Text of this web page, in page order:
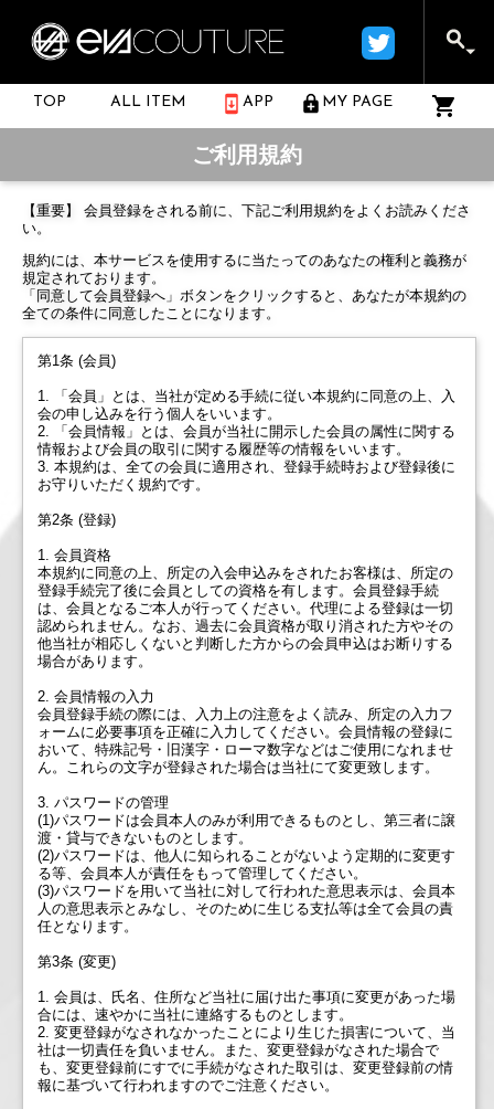
TOP ALL ITEM APP MY PAGE
ご利用規約
【重要】 会員登録をされる前に、下記ご利用規約をよくお読みくださ
い。
規約には、本サービスを使用するに当たってのあなたの権利と義務が
規定されております。
「同意して会員登録へ」ボタンをクリックすると、あなたが本規約の
全ての条件に同意したことになります。
第1条 (会員)
1. 「会員」とは、当社が定める手続に従い本規約に同意の上、入
会の申し込みを行う個人をいいます。
2. 「会員情報」とは、会員が当社に開示した会員の属性に関する
情報および会員の取引に関する履歴等の情報をいいます。
3. 本規約は、全ての会員に適用され、登録手続時および登録後に
お守りいただく規約です。
第2条 (登録)
1. 会員資格
本規約に同意の上、所定の入会申込みをされたお客様は、所定の
登録手続完了後に会員としての資格を有します。会員登録手続
は、会員となるご本人が行ってください。代理による登録は一切
認められません。なお、過去に会員資格が取り消された方やその
他当社が相応しくないと判断した方からの会員申込はお断りする
場合があります。
2. 会員情報の入力
会員登録手続の際には、入力上の注意をよく読み、所定の入力フ
ォームに必要事項を正確に入力してください。会員情報の登録に
おいて、特殊記号・旧漢字・ローマ数字などはご使用になれませ
ん。これらの文字が登録された場合は当社にて変更致します。
3. パスワードの管理
(1)パスワードは会員本人のみが利用できるものとし、第三者に譲
渡・貸与できないものとします。
(2)パスワードは、他人に知られることがないよう定期的に変更す
る等、会員本人が責任をもって管理してください。
(3)パスワードを用いて当社に対して行われた意思表示は、会員本
人の意思表示とみなし、そのために生じる支払等は全て会員の責
任となります。
第3条 (変更)
1. 会員は、氏名、住所など当社に届け出た事項に変更があった場
合には、速やかに当社に連絡するものとします。
2. 変更登録がなされなかったことにより生じた損害について、当
社は一切責任を負いません。また、変更登録がなされた場合で
も、変更登録前にすでに手続がなされた取引は、変更登録前の情
報に基づいて行われますのでご注意ください。